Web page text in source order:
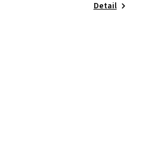
Detail